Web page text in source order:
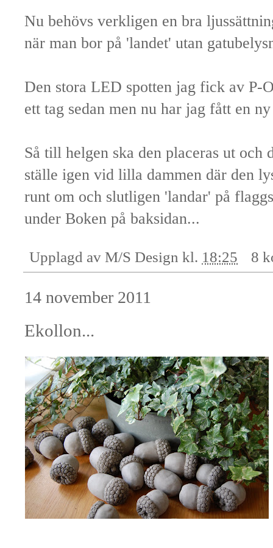
Nu behövs verkligen en bra
när man bor på 'landet' utan
Den stora LED spotten jag fick av P-
ett tag sedan men nu har jag fått en
Så till helgen ska den placeras ut och
ställe igen vid lilla dammen där den
runt om och slutligen 'landar' på
under Boken på baksidan...
Upplagd av M/S Design kl. 18:25 8
14 november 2011
Ekollon...